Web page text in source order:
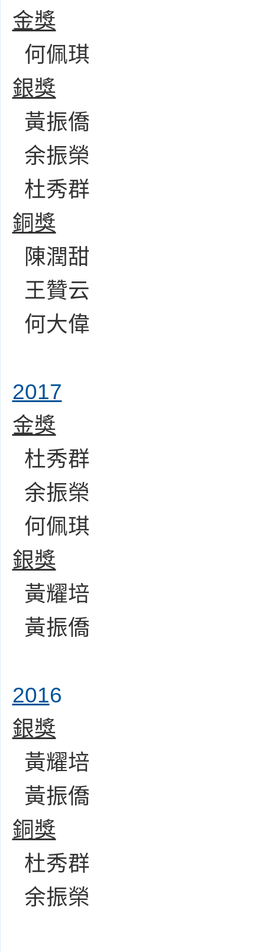
金獎
何佩琪
銀獎
黃振僑
余振榮
杜秀群
銅獎
陳潤甜
王贊云
何大偉
2017
金獎
杜秀群
余振榮
何佩琪
銀獎
黃耀培
黃振僑
2016
銀獎
黃耀培
黃振僑
銅獎
杜秀群
余振榮